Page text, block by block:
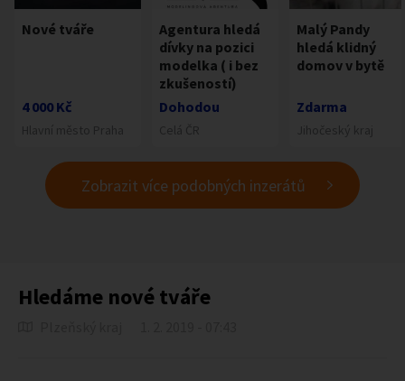
Nové tváře
4 000 Kč
Agentura hledá
dívky na pozici
modelka ( i bez
zkušeností)
Dohodou
Malý Pandy
hledá klidný
domov v bytě
Zdarma
Zobrazit více podobných inzerátů
Hledáme nové tváře